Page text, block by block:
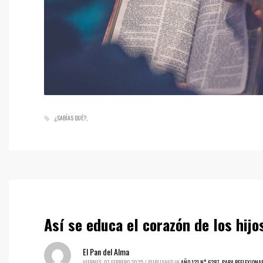
¿SABÍAS QUÉ?
Así se educa el corazón de los
El Pan del Alma